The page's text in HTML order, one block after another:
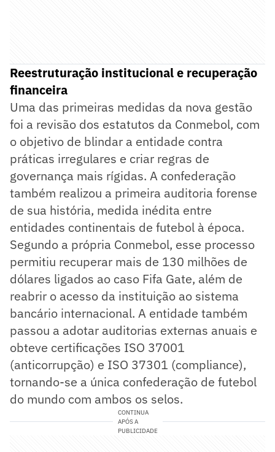
Reestruturação institucional e recuperação
financeira
Uma das primeiras medidas da nova gestão
foi a revisão dos estatutos da Conmebol, com
o objetivo de blindar a entidade contra
práticas irregulares e criar regras de
governança mais rígidas. A confederação
também realizou a primeira auditoria forense
de sua história, medida inédita entre
entidades continentais de futebol à época.
Segundo a própria Conmebol, esse processo
permitiu recuperar mais de 130 milhões de
dólares ligados ao caso Fifa Gate, além de
reabrir o acesso da instituição ao sistema
bancário internacional. A entidade também
passou a adotar auditorias externas anuais e
obteve certificações ISO 37001
(anticorrupção) e ISO 37301 (compliance),
tornando-se a única confederação de futebol
do mundo com ambos os selos.
CONTINUA
APÓS A
PUBLICIDADE